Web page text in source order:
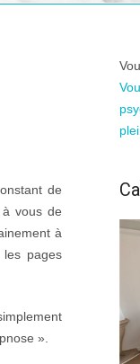
de
vous de
à
les pages
».